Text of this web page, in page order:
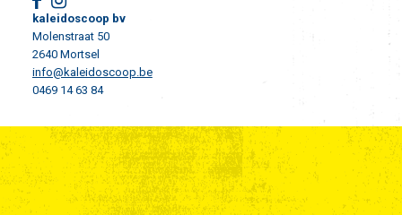
kaleidoscoop bv
Molenstraat 50
2640 Mortsel
info@kaleidoscoop.be
0469 14 63 84